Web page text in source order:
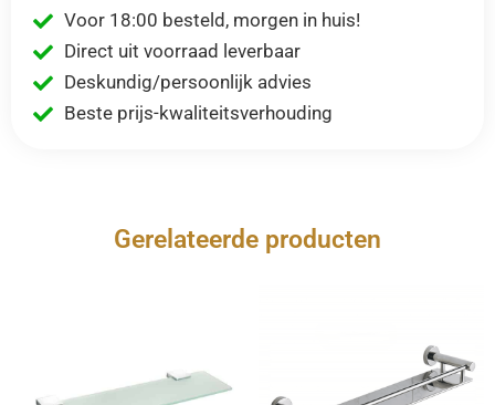
Voor 18:00 besteld, morgen in huis!
Direct uit voorraad leverbaar
Deskundig/persoonlijk advies
Beste prijs-kwaliteitsverhouding
Gerelateerde producten